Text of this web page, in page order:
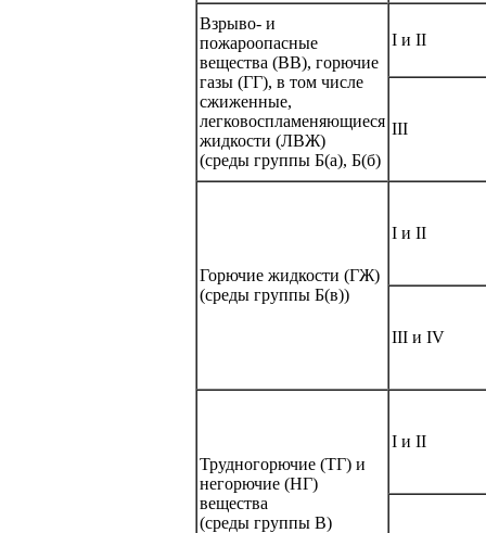
Взрыво- и
пожароопасные
вещества (ВВ), горючие
газы (ГГ), в том числе
сжиженные,
легковоспламеняющиеся
жидкости (ЛВЖ)
(среды группы Б(а), Б(б)
I и II
III
Горючие жидкости (ГЖ)
(среды группы Б(в))
I и II
III и IV
Трудногорючие (ТГ) и
негорючие (НГ)
вещества
(среды группы В)
I и II